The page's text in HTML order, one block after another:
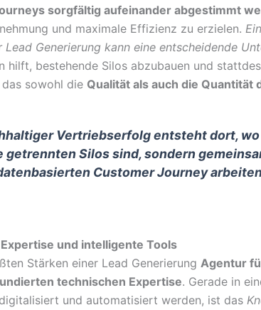
sorgfältig aufeinander abgestimmt
und maximale Effizienz zu erzielen.
Lead Generierung kann eine entscheidende
hilft, bestehende Silos abzubauen und
sowohl die Qualität als auch die Quantität
Vertriebserfolg entsteht dort,
getrennten Silos sind, sondern
Customer Journey
und intelligente Tools
Stärken einer Lead Generierung Agentur
technischen Expertise. Gerade in
und automatisiert werden, ist das